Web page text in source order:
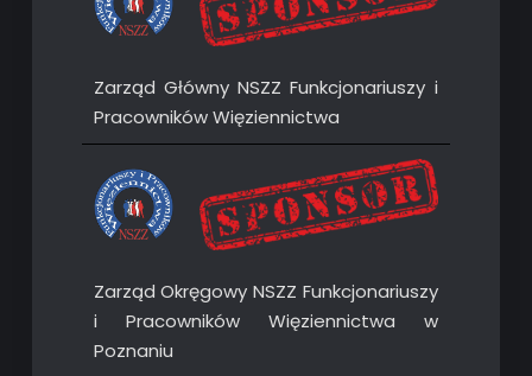
Zarząd Główny NSZZ Funkcjonariuszy i
Pracowników Więziennictwa
Zarząd Okręgowy NSZZ Funkcjonariuszy
i Pracowników Więziennictwa w
Poznaniu